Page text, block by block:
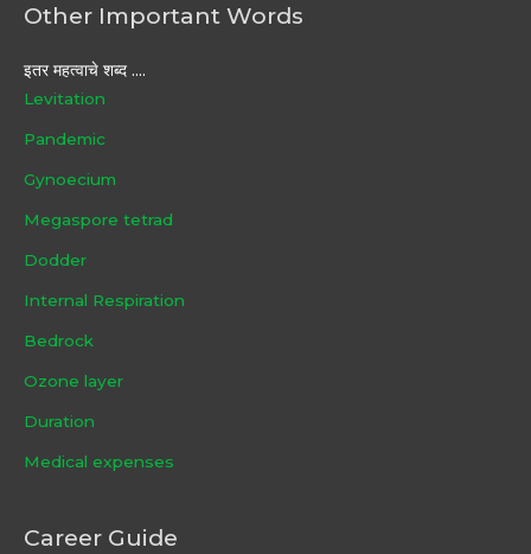
Other Important Words
इतर महत्वाचे शब्द ....
Levitation
Pandemic
Gynoecium
Megaspore tetrad
Dodder
Internal Respiration
Bedrock
Ozone layer
Duration
Medical expenses
Career Guide